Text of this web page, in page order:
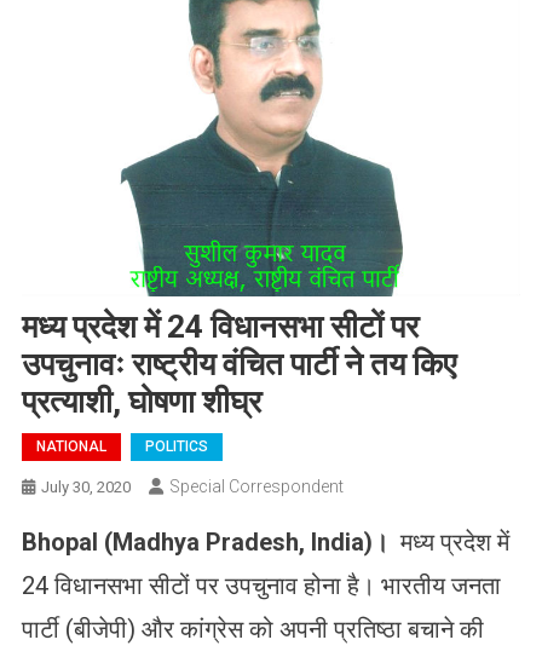
मध्य प्रदेश में 24 विधानसभा सीटों पर
उपचुनावः राष्ट्रीय वंचित पार्टी ने तय किए
प्रत्याशी, घोषणा शीघ्र
NATIONAL POLITICS
July 30, 2020 Special Correspondent
Bhopal (Madhya Pradesh, India) । मध्य प्रदेश में
24 विधानसभा सीटों पर उपचुनाव होना है। भारतीय जनता
पार्टी (बीजेपी) और कांग्रेस को अपनी प्रतिष्ठा बचाने की